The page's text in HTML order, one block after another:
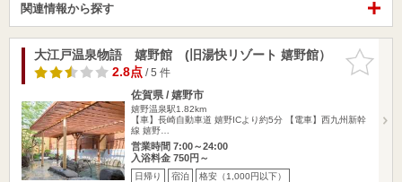
関連情報から探す
お気に入
りに追加
大江戸温泉物語 嬉野館 (旧湯快リゾート 嬉野館）
2.8点/ 5 件
佐賀県 / 嬉野市
嬉野温泉駅1.82km
【車】長崎自動車道 嬉野ICより約5分 【電車】西九州新幹
線 嬉野…
営業時間 7:00～24:00
入浴料金 750円～
日帰り 宿泊 格安（1,000円以下）